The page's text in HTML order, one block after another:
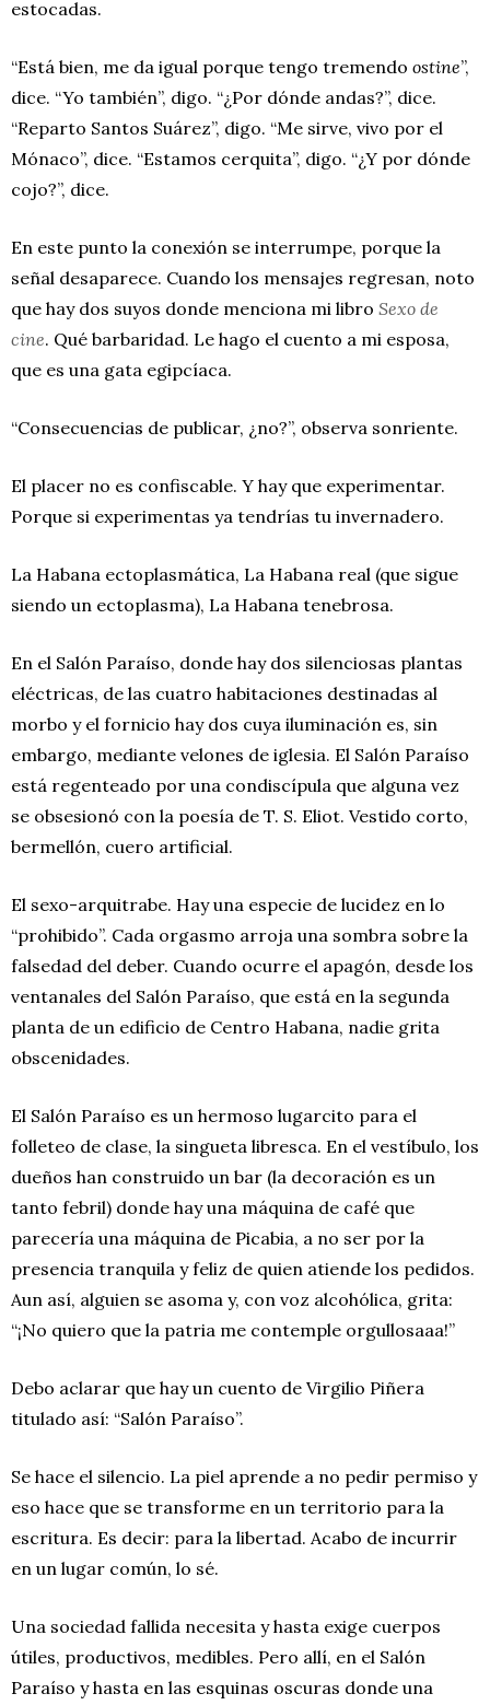
estocadas.
“Está bien, me da igual porque tengo tremendo ostine”,
dice. “Yo también”, digo. “¿Por dónde andas?”, dice.
“Reparto Santos Suárez”, digo. “Me sirve, vivo por el
Mónaco”, dice. “Estamos cerquita”, digo. “¿Y por dónde
cojo?”, dice.
En este punto la conexión se interrumpe, porque la
señal desaparece. Cuando los mensajes regresan, noto
que hay dos suyos donde menciona mi libro Sexo de
cine. Qué barbaridad. Le hago el cuento a mi esposa,
que es una gata egipcíaca.
“Consecuencias de publicar, ¿no?”, observa sonriente.
El placer no es confiscable. Y hay que experimentar.
Porque si experimentas ya tendrías tu invernadero.
La Habana ectoplasmática, La Habana real (que sigue
siendo un ectoplasma), La Habana tenebrosa.
En el Salón Paraíso, donde hay dos silenciosas plantas
eléctricas, de las cuatro habitaciones destinadas al
morbo y el fornicio hay dos cuya iluminación es, sin
embargo, mediante velones de iglesia. El Salón Paraíso
está regenteado por una condiscípula que alguna vez
se obsesionó con la poesía de T. S. Eliot. Vestido corto,
bermellón, cuero artificial.
El sexo-arquitrabe. Hay una especie de lucidez en lo
“prohibido”. Cada orgasmo arroja una sombra sobre la
falsedad del deber. Cuando ocurre el apagón, desde los
ventanales del Salón Paraíso, que está en la segunda
planta de un edificio de Centro Habana, nadie grita
obscenidades.
El Salón Paraíso es un hermoso lugarcito para el
folleteo de clase, la singueta libresca. En el vestíbulo, los
dueños han construido un bar (la decoración es un
tanto febril) donde hay una máquina de café que
parecería una máquina de Picabia, a no ser por la
presencia tranquila y feliz de quien atiende los pedidos.
Aun así, alguien se asoma y, con voz alcohólica, grita:
“¡No quiero que la patria me contemple orgullosaaa!”
Debo aclarar que hay un cuento de Virgilio Piñera
titulado así: “Salón Paraíso”.
Se hace el silencio. La piel aprende a no pedir permiso y
eso hace que se transforme en un territorio para la
escritura. Es decir: para la libertad. Acabo de incurrir
en un lugar común, lo sé.
Una sociedad fallida necesita y hasta exige cuerpos
útiles, productivos, medibles. Pero allí, en el Salón
Paraíso y hasta en las esquinas oscuras donde una